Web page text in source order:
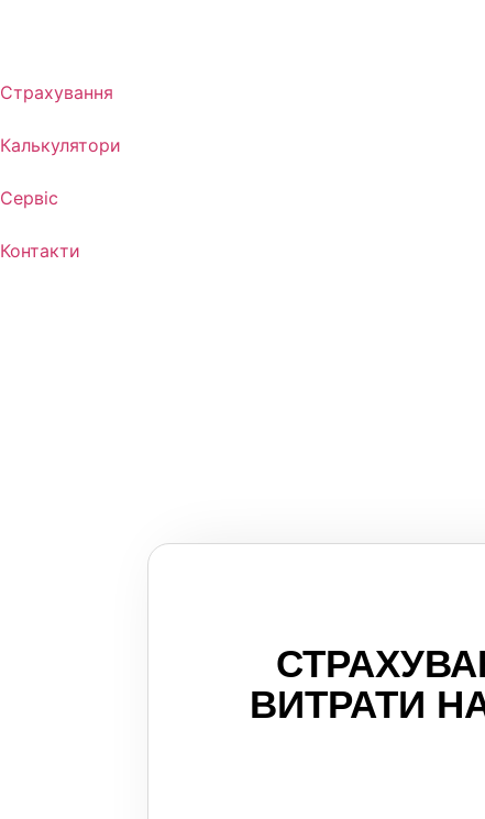
Страхування
Калькулятори
Сервіс
Контакти
ВИТРАТИ